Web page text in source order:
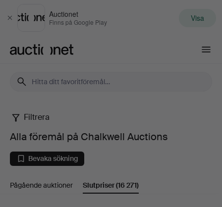
Stäng
Auctionet
Finns på Google Play Visa
Alla
föremål
på
Chalkwell
Filtrera
Alla föremål på Chalkwell Auctions
Bevaka sökning
Pågående auktioner Slutpriser(16 271)